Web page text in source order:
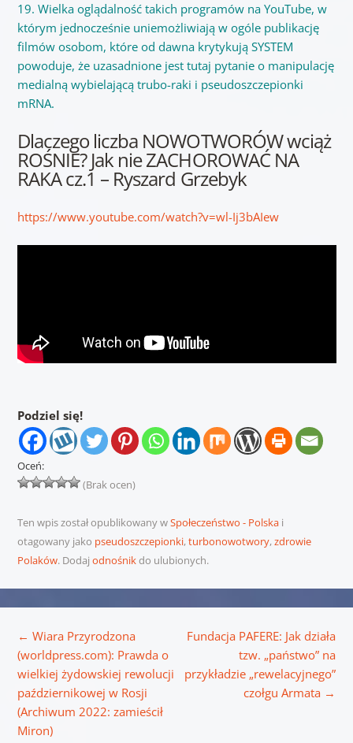
19. Wielka oglądalność takich programów na YouTube, w
którym jednocześnie uniemożliwiają w ogóle publikację
filmów osobom, które od dawna krytykują SYSTEM
powoduje, że uzasadnione jest tutaj pytanie o manipulację
medialną wybielającą trubo-raki i pseudoszczepionki
mRNA.
Dlaczego liczba NOWOTWORÓW wciąż
ROŚNIE? Jak nie ZACHOROWAĆ NA
RAKA cz.1 – Ryszard Grzebyk
https://www.youtube.com/watch?v=wl-Ij3bAIew
Podziel się!
Oceń:
(Brak ocen)
Ten wpis został opublikowany wSpołeczeństwo - Polskai
otagowany jako pseudoszczepionki,turbonowotwory,zdrowie
Polaków. Dodaj odnośnikdo ulubionych.
← Wiara Przyrodzona
(worldpress.com): Prawda o
wielkiej żydowskiej rewolucji
październikowej w Rosji
(Archiwum 2022: zamieścił
Miron)
Fundacja PAFERE: Jak działa
tzw. „państwo” na
przykładzie „rewelacyjnego”
czołgu Armata →